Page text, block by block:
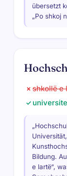
übersetzt
„Po shkoj
✗ shkollë e
✓
Bildung.
e lartë“,